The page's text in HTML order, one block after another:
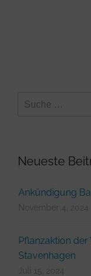
Neueste
Ankündigung
November 4, 2024
Pflanzaktion
Stavenhagen
Juli 15, 2024